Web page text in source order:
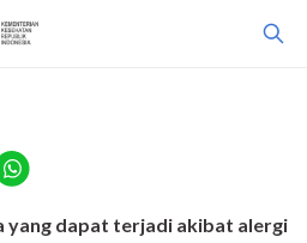
yang dapat terjadi akibat alergi